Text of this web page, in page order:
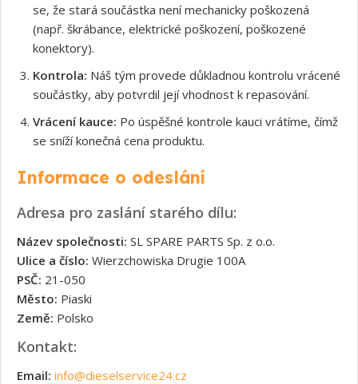
se, že stará součástka není mechanicky poškozená
(např. škrábance, elektrické poškození, poškozené
konektory).
Kontrola: Náš tým provede důkladnou kontrolu vrácené
součástky, aby potvrdil její vhodnost k repasování.
Vrácení kauce: Po úspěšné kontrole kauci vrátíme, čímž
se sníží konečná cena produktu.
Informace o odeslání
Adresa pro zaslání starého dílu:
Název společnosti: SL SPARE PARTS Sp. z o.o.
Ulice a číslo: Wierzchowiska Drugie 100A
PSČ: 21-050
Město: Piaski
Země: Polsko
Kontakt:
Email: info@dieselservice24.cz